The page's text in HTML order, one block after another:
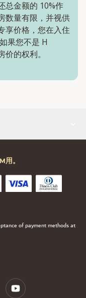
总金额的 10%作
数量有限，并视供
享价格，您在入住
果您不是 H
的权利。
用。
of payment methods at